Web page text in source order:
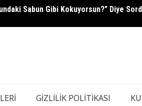
Sabun Gibi Kokuyorsun?” Diye
GIZLILIK POLITIKASI